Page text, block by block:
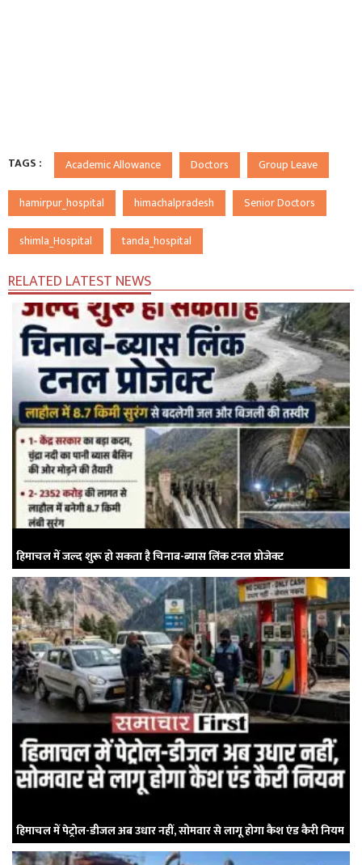
TAGS : Academic Allowance Doctors Group Leave
hamirpur_hospital himachalpradesh Senior Doctors
shimla_Hospital tanda_hospital
RELATED LATEST NEWS
हिमाचल में जल्द शुरू हो सकता है चिनाब-ब्यास लिंक टनल प्रोजेक्ट
हिमाचल में पेट्रोल-डीजल अब उधार नहीं, सोमवार से लागू होगा कैश एंड कैरी नियम